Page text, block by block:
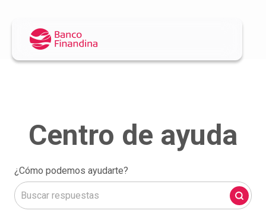
¿Cómo podemos ayudarte?